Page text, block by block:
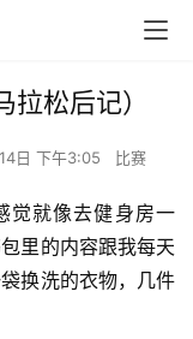
松后记）
日 下午3:05 比赛
里的内容跟我每天
换洗的衣物，几件